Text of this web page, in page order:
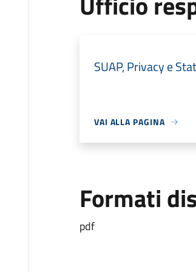
SUAP, Privacy e
VAI ALLA PAGINA
Formati
pdf